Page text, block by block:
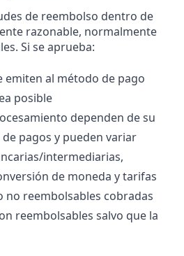
de reembolso dentro de
razonable, normalmente
Si se aprueba:
emiten al método de pago
posible
dependen de su
pagos y pueden variar
intermediarias,
de moneda y tarifas
no reembolsables cobradas
reembolsables salvo que la